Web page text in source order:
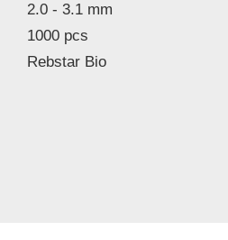
2.0 - 3.1 mm
1000 pcs
Rebstar Bio